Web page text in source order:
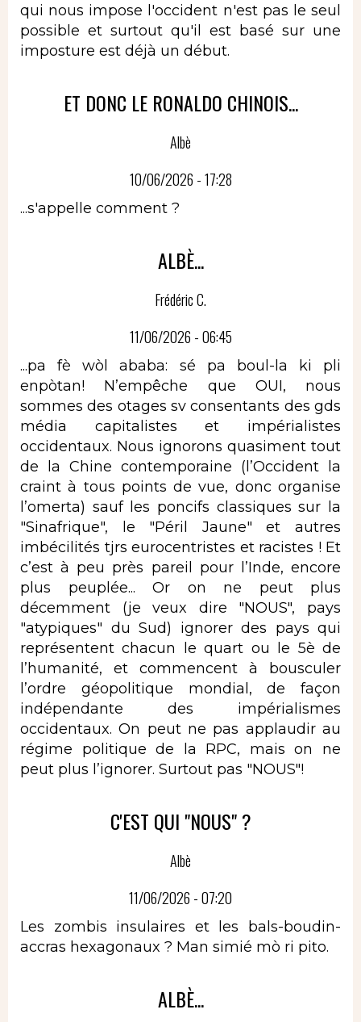
qui nous impose l'occident n'est pas le seul
possible et surtout qu'il est basé sur une
imposture est déjà un début.
ET DONC LE RONALDO CHINOIS...
Albè
10/06/2026 - 17:28
...s'appelle comment ?
ALBÈ...
Frédéric C.
11/06/2026 - 06:45
...pa fè wòl ababa: sé pa boul-la ki pli
enpòtan! N’empêche que OUI, nous
sommes des otages sv consentants des gds
média capitalistes et impérialistes
occidentaux. Nous ignorons quasiment tout
de la Chine contemporaine (l’Occident la
craint à tous points de vue, donc organise
l’omerta) sauf les poncifs classiques sur la
"Sinafrique", le "Péril Jaune" et autres
imbécilités tjrs eurocentristes et racistes ! Et
c’est à peu près pareil pour l’Inde, encore
plus peuplée... Or on ne peut plus
décemment (je veux dire "NOUS", pays
"atypiques" du Sud) ignorer des pays qui
représentent chacun le quart ou le 5è de
l’humanité, et commencent à bousculer
l’ordre géopolitique mondial, de façon
indépendante des impérialismes
occidentaux. On peut ne pas applaudir au
régime politique de la RPC, mais on ne
peut plus l’ignorer. Surtout pas "NOUS"!
C'EST QUI "NOUS" ?
Albè
11/06/2026 - 07:20
Les zombis insulaires et les bals-boudin-
accras hexagonaux ? Man simié mò ri pito.
ALBÈ...